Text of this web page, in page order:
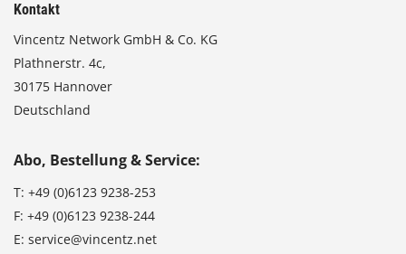
Kontakt
Vincentz Network GmbH & Co. KG
Plathnerstr. 4c,
30175 Hannover
Deutschland
Abo, Bestellung & Service:
T: +49 (0)6123 9238-253
F: +49 (0)6123 9238-244
E: service@vincentz.net